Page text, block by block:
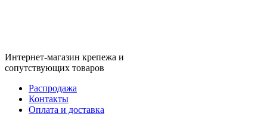
Интернет-магазин крепежа и
сопутствующих товаров
Распродажа
Контакты
Оплата и доставка